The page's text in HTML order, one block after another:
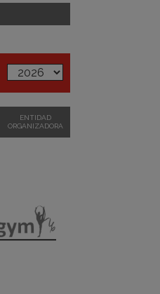
ENTIDAD
ORGANIZADORA